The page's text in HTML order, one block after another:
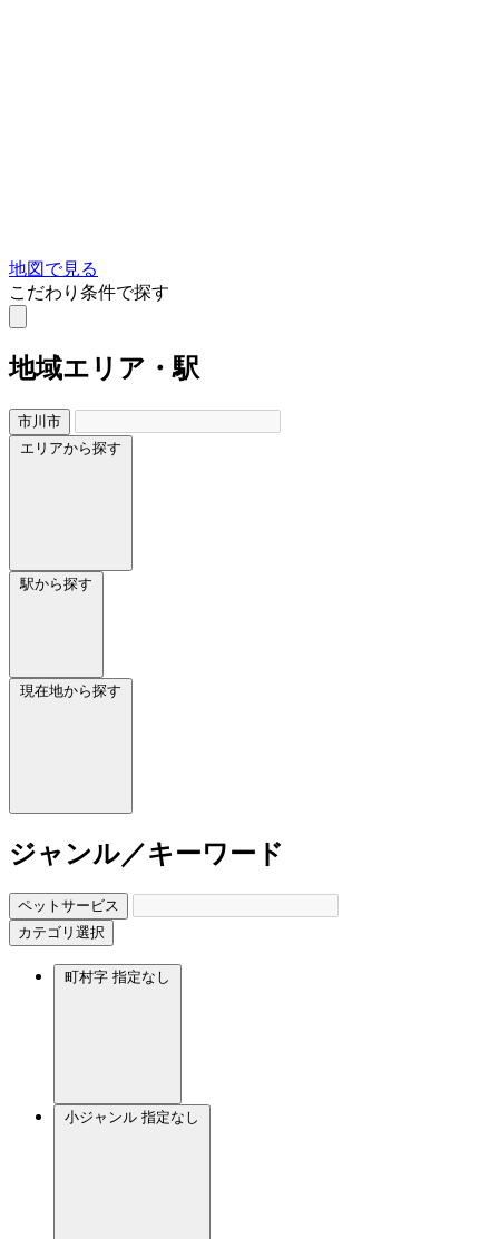
地図で見る
こだわり条件で探す
地域エリア・駅
市川市
エリアから探す
駅から探す
現在地から探す
ジャンル／キーワード
ペットサービス
カテゴリ選択
町村字 指定なし
小ジャンル 指定なし